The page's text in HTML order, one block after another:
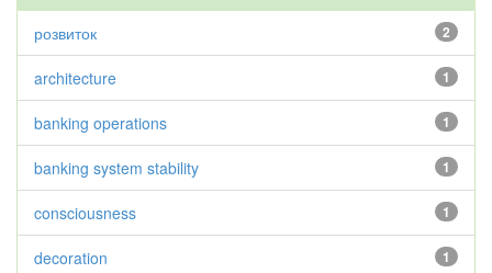
2
розвиток
1
architecture
1
banking operations
1
banking system stability
1
consciousness
1
decoration